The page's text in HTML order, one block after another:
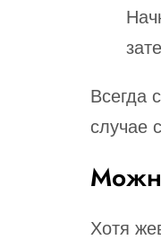
Всегда
случае
Хотя